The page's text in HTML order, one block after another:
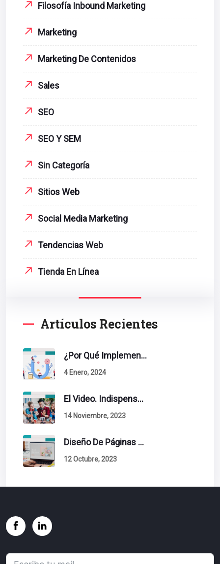
Filosofía Inbound Marketing
Marketing
Marketing De Contenidos
Sales
SEO
SEO Y SEM
Sin Categoría
Sitios Web
Social Media Marketing
Tendencias Web
Tienda En Línea
Artículos Recientes
¿Por Qué Implementar La Metodología Inbound Marketing En Tu Empresa?
4 Enero, 2024
El Video. Indispensable En Tu Estrategia De Contenidos.
14 Noviembre, 2023
Diseño De Páginas Web. Esto Debe Tener Un Sitio Exitoso.
12 Octubre, 2023